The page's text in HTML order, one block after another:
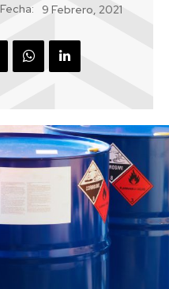
Fecha: 9 Febrero, 2021